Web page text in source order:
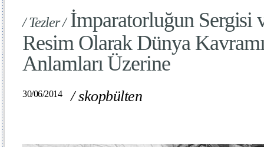
/ Tezler /İmparatorluğun Sergisi
Resim Olarak Dünya
Anlamları Üzerine
30/06/2014 /skopbülten